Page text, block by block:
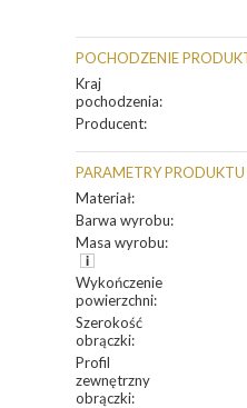
POCHODZENIE
Kraj
pochodzenia:
Producent:
PARAMETRY PRODUKTU
Materiał:
Barwa wyrobu:
Masa wyrobu:
Wykończenie
powierzchni:
Szerokość
obrączki:
Profil
zewnętrzny
obrączki: